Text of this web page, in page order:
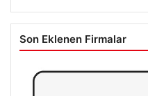
Son Eklenen Firmalar